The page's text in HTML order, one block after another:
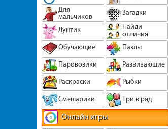
Для
мальчиков
Загадки
Лунтик
Найди
отличия
Обучающие
Пазлы
Паровозики
Развивающие
Раскраски
Рыбки
Смешарики
Три в ряд
Онлайн игры